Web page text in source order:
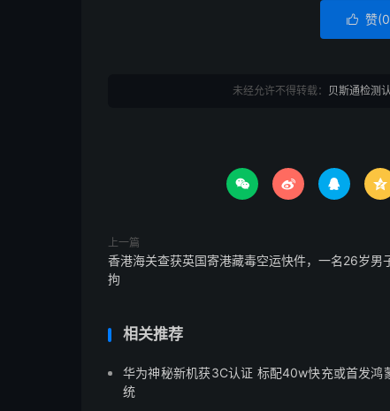
 赞(0
未经允许不得转载： 贝斯通检测
   
上一篇
香港海关查获英国寄港藏毒空运快件，一名26岁男
拘
相关推荐
华为神秘新机获3C认证 标配40w快充或首发鸿
统